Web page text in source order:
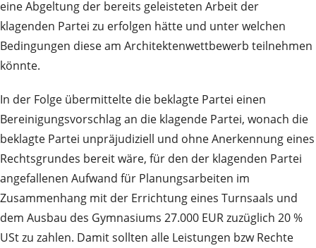
eine Abgeltung der bereits geleisteten Arbeit der
klagenden Partei zu erfolgen hätte und unter welchen
Bedingungen diese am Architektenwettbewerb teilnehmen
könnte.
In der Folge übermittelte die beklagte Partei einen
Bereinigungsvorschlag an die klagende Partei, wonach die
beklagte Partei unpräjudiziell und ohne Anerkennung eines
Rechtsgrundes bereit wäre, für den der klagenden Partei
angefallenen Aufwand für Planungsarbeiten im
Zusammenhang mit der Errichtung eines Turnsaals und
dem Ausbau des Gymnasiums 27.000 EUR zuzüglich 20 %
USt zu zahlen. Damit sollten alle Leistungen bzw Rechte